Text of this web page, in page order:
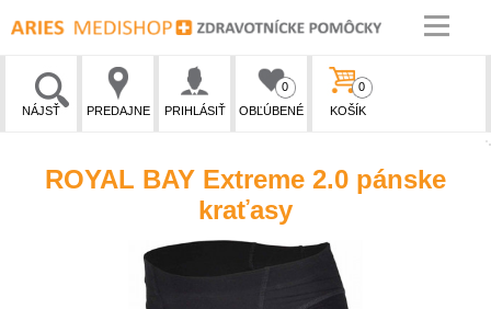
NÁJSŤ PREDAJNE PRIHLÁSIŤ OBĽÚBENÉ
0
KOŠÍK
0
ROYAL BAY Extreme 2.0 pánske
kraťasy